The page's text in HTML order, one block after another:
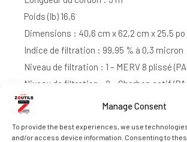
Manage Consent
To provide the best experiences, we use
and/or access device information. Consenting to
Poids (lb) 16,6
Dimensions : 40,6 cm x 62,2 cm x 25,5 po
Indice de filtration : 99,95 % à 0,3 micron
Niveau de filtration : 1 – MERV 8 plissé
Niveau de filtration : 2 – Charbon actif
Niveau de filtration : 3 – HEPA H13 (PA-
Certification : cETLus
Garantie : 1 an